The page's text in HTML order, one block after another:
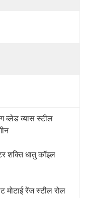
ब्लेड व्यास स्टील
शक्ति धातु कॉइल
मोटाई रेंज स्टील रोल